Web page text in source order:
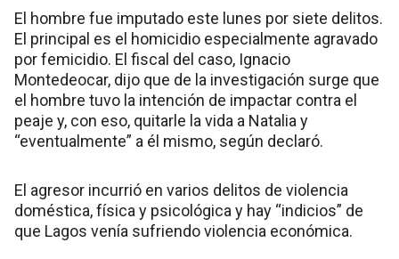
El hombre fue imputado este lunes por siete delitos.
El principal es el homicidio especialmente agravado
por femicidio. El fiscal del caso, Ignacio
Montedeocar, dijo que de la investigación surge que
el hombre tuvo la intención de impactar contra el
peaje y, con eso, quitarle la vida a Natalia y
“eventualmente” a él mismo, según declaró.
El agresor incurrió en varios delitos de violencia
doméstica, física y psicológica y hay “indicios” de
que Lagos venía sufriendo violencia económica.